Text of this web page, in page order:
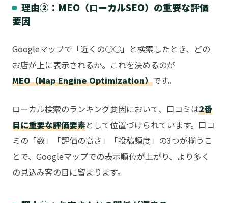
理由②：MEO（ローカルSEO）の重要な評価
要因
Googleマップで「近くの○○」と検索したとき、どの
お店が上に表示されるか。これを決めるのが
MEO（Map Engine Optimization）です。
ローカル検索のランキング要因において、口コミは2番
目に重要な評価要素として位置づけられています。口コ
ミの「数」「評価の高さ」「投稿頻度」の3つが揃うこ
とで、Googleマップでの表示順位が上がり、より多く
の見込み客の目に留まります。